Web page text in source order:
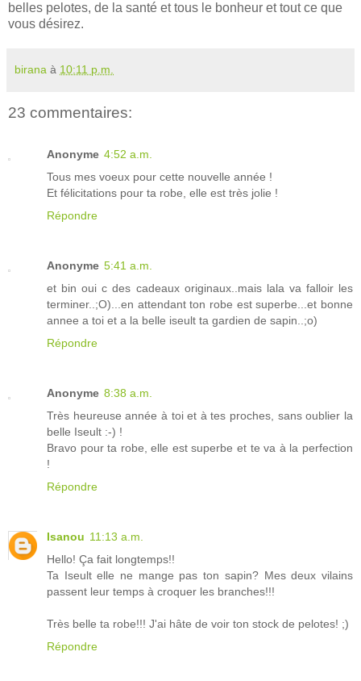
belles pelotes, de la santé et tous le bonheur et tout ce que
vous désirez.
birana à 10:11 p.m.
23 commentaires:
Anonyme 4:52 a.m.
Tous mes voeux pour cette nouvelle année !
Et félicitations pour ta robe, elle est très jolie !
Répondre
Anonyme 5:41 a.m.
et bin oui c des cadeaux originaux..mais lala va falloir les
terminer..;O)...en attendant ton robe est superbe...et bonne
annee a toi et a la belle iseult ta gardien de sapin..;o)
Répondre
Anonyme 8:38 a.m.
Très heureuse année à toi et à tes proches, sans oublier la
belle Iseult :-) !
Bravo pour ta robe, elle est superbe et te va à la perfection
!
Répondre
Isanou 11:13 a.m.
Hello! Ça fait longtemps!!
Ta Iseult elle ne mange pas ton sapin? Mes deux vilains
passent leur temps à croquer les branches!!!
Très belle ta robe!!! J'ai hâte de voir ton stock de pelotes! ;)
Répondre